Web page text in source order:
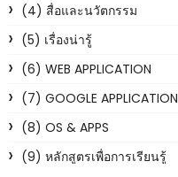
(4) สื่อและนวัตกรรม
(5) เรื่องน่ารู้
(6) WEB APPLICATION
(7) GOOGLE APPLICATION
(8) OS & APPS
(9) หลักสูตรเพื่อการเรียนรู้